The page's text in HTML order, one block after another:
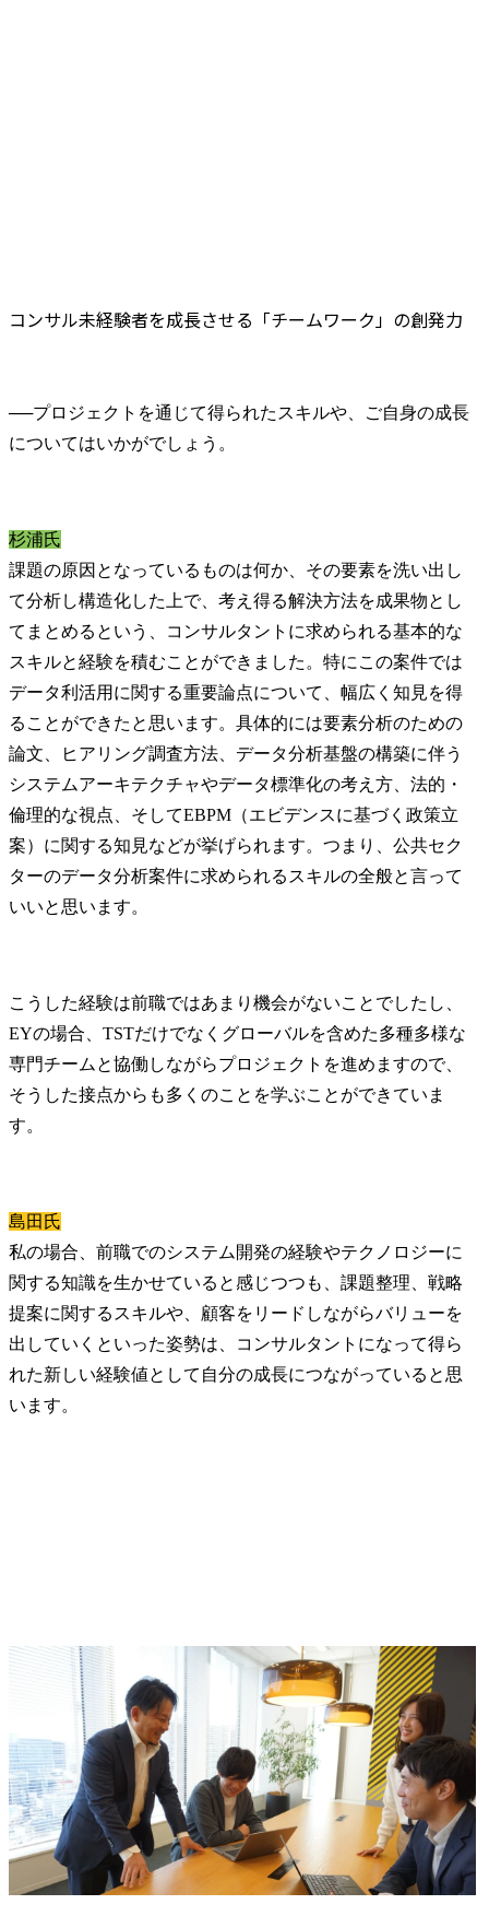
コンサル未経験者を成長させる「チームワーク」の創発力
──プロジェクトを通じて得られたスキルや、ご自身の成長
杉浦氏
課題の原因となっているものは何か、その要素を洗い出し
て分析し構造化した上で、考え得る解決方法を成果物とし
てまとめるという、コンサルタントに求められる基本的な
スキルと経験を積むことができました。特にこの案件では
データ利活用に関する重要論点について、幅広く知見を得
ることができたと思います。具体的には要素分析のための
論文、ヒアリング調査方法、データ分析基盤の構築に伴う
システムアーキテクチャやデータ標準化の考え方、法的・
倫理的な視点、そしてEBPM（エビデンスに基づく政策立
案）に関する知見などが挙げられます。つまり、公共セク
ターのデータ分析案件に求められるスキルの全般と言って
いいと思います。
こうした経験は前職ではあまり機会がないことでしたし、
EYの場合、TSTだけでなくグローバルを含めた多種多様な
専門チームと協働しながらプロジェクトを進めますので、
そうした接点からも多くのことを学ぶことができていま
す。
島田氏
私の場合、前職でのシステム開発の経験やテクノロジーに
関する知識を生かせていると感じつつも、課題整理、戦略
提案に関するスキルや、顧客をリードしながらバリューを
出していくといった姿勢は、コンサルタントになって得ら
れた新しい経験値として自分の成長につながっていると思